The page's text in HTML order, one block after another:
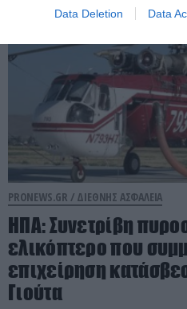
Data Deletion Data
PRONEWS.GR / ΔΙΕΘΝΗΣ ΑΣΦΑΛΕΙΑ
ΗΠΑ: Συνετρίβη
ελικόπτερο που
επιχείρηση
Γιούτα